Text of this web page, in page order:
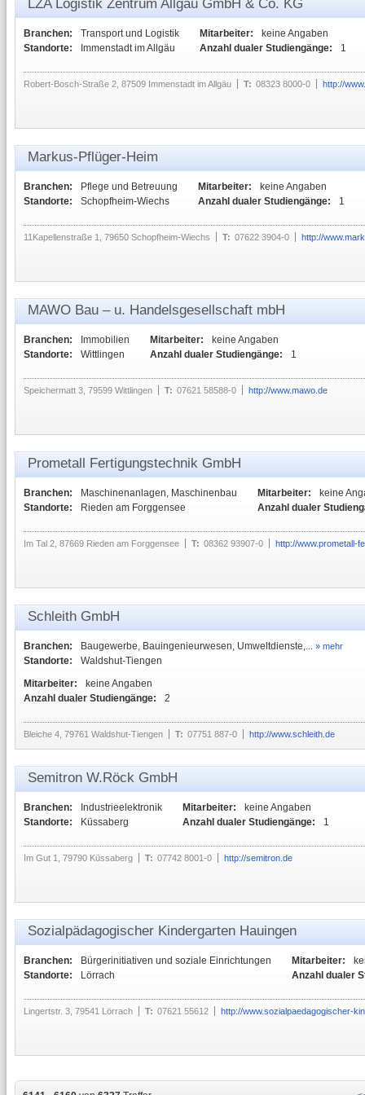
LZA Logistik Zentrum Allgäu GmbH & Co. KG
Branchen:
Transport und Logistik
Standorte:
Immenstadt im Allgäu
Mitarbeiter:
keine Angaben
Anzahl dualer Studiengänge:
1
Robert-Bosch-Straße 2, 87509 Immenstadt im Allgäu T: 08323 8000-0 http://
Markus-Pflüger-Heim
Branchen:
Pflege und Betreuung
Standorte:
Schopfheim-Wiechs
Mitarbeiter:
keine Angaben
Anzahl dualer Studiengänge:
1
11Kapellenstraße 1, 79650 Schopfheim-Wiechs T: 07622 3904-0 http://
MAWO Bau – u. Handelsgesellschaft mbH
Branchen:
Immobilien
Standorte:
Wittlingen
Mitarbeiter:
keine Angaben
Anzahl dualer Studiengänge:
1
Speichermatt 3, 79599 Wittlingen T: 07621 58588-0 http://www.mawo.de
Prometall Fertigungstechnik GmbH
Branchen:
Maschinenanlagen, Maschinenbau
Standorte:
Rieden am Forggensee
Mitarbeiter:
keine
Anzahl dualer
Im Tal 2, 87669 Rieden am Forggensee T: 08362 93907-0 http://www.prometall-
Schleith GmbH
Branchen: Baugewerbe, Bauingenieurwesen, Umweltdienste,... » mehr
Standorte:
Waldshut-Tiengen
Mitarbeiter:
keine Angaben
Anzahl dualer Studiengänge:
2
Bleiche 4, 79761 Waldshut-Tiengen T: 07751 887-0 http://www.schleith.de
Semitron W.Röck GmbH
Branchen:
Industrieelektronik
Standorte:
Küssaberg
Mitarbeiter:
keine Angaben
Anzahl dualer Studiengänge:
1
Im Gut 1, 79790 Küssaberg T: 07742 8001-0 http://semitron.de
Sozialpädagogischer Kindergarten Hauingen
Branchen:
Bürgerinitiativen und soziale Einrichtungen
Standorte:
Lörrach
Mitarbeiter:
Anzahl dualer
Lingertstr. 3, 79541 Lörrach T: 07621 55612 http://www.sozialpaedagogischer-